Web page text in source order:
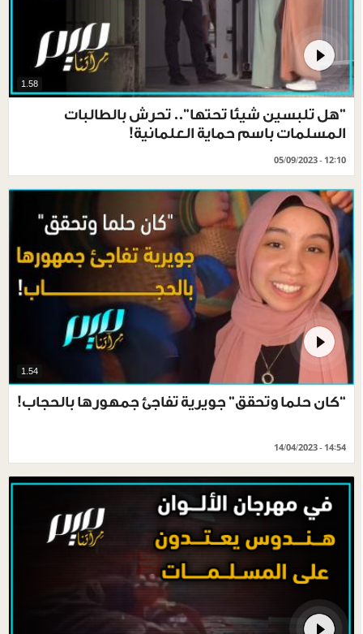
1.58
"هل تلبسين شيئا تحتها".. تحرش بالطالبات
المسلمات باسم حماية العلمانية!
05/09/2023 - 12:10
1.54
“كان حلما وتحقق” جويرية تفاجئ جمهورها بالحجاب!
14/04/2023 - 14:54